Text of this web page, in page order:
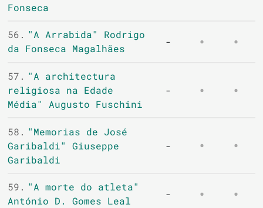
Fonseca
56. "A Arrabida" Rodrigo
da Fonseca Magalhães
-
57. "A architectura
religiosa na Edade
Média" Augusto Fuschini
-
58. "Memorias de José
Garibaldi" Giuseppe
Garibaldi
-
59. "A morte do atleta"
António D. Gomes Leal
-